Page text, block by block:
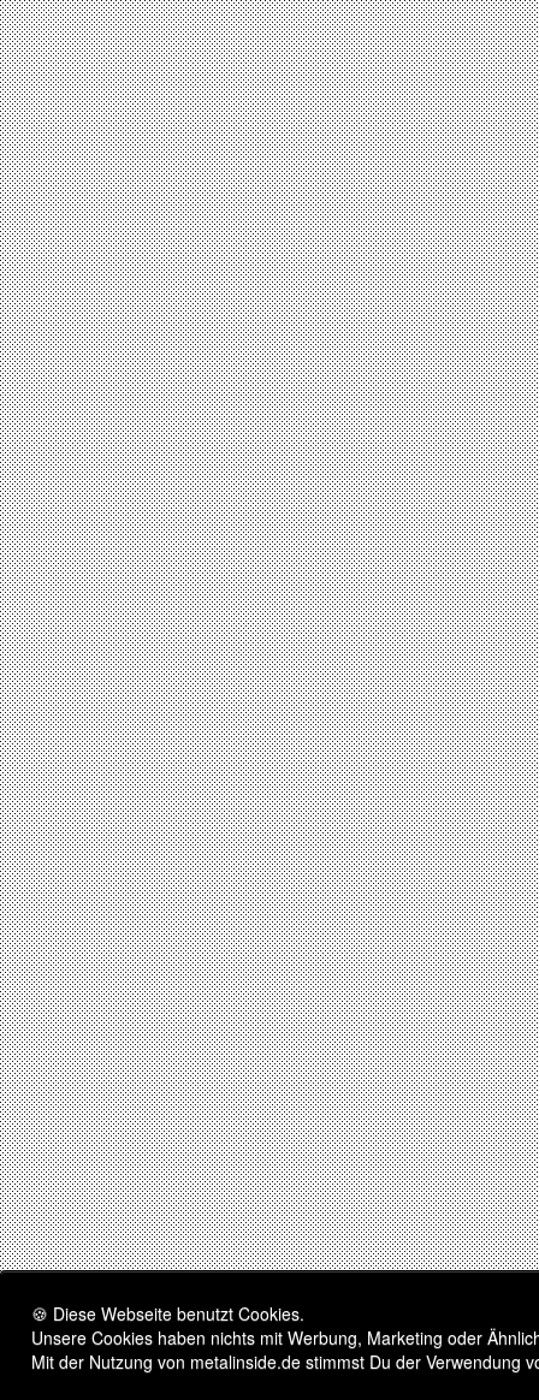
🍪 Diese Webseite benutzt Cookies.
Unsere Cookies haben nichts mit Werbung, Marketing oder
Mit der Nutzung von metalinside.de stimmst Du der Verwendung